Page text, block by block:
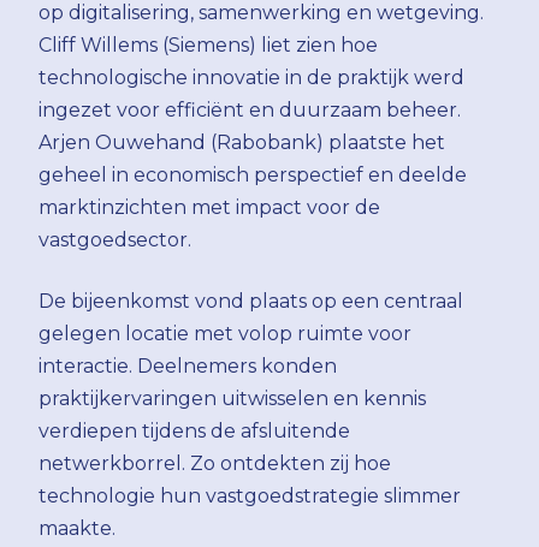
op digitalisering, samenwerking en wetgeving.
Cliff Willems (Siemens) liet zien hoe
technologische innovatie in de praktijk werd
ingezet voor efficiënt en duurzaam beheer.
Arjen Ouwehand (Rabobank) plaatste het
geheel in economisch perspectief en deelde
marktinzichten met impact voor de
vastgoedsector.
De bijeenkomst vond plaats op een centraal
gelegen locatie met volop ruimte voor
interactie. Deelnemers konden
praktijkervaringen uitwisselen en kennis
verdiepen tijdens de afsluitende
netwerkborrel. Zo ontdekten zij hoe
technologie hun vastgoedstrategie slimmer
maakte.